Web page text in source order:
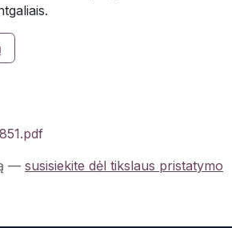
— susisiekite dėl tikslaus pristatymo